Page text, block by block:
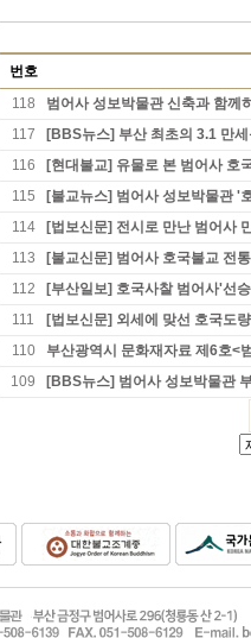
번호
118
범어사 성보박물관 신축과 함께
117
[BBS뉴스] 부산 최초의 3.1 만
116
[현대불교] 유물로 본 범어사 호
115
[불교뉴스] 범어사 성보박물관 '
114
[법보신문] 전시로 만난 범어사
113
[불교신문] 범어사 호국불교 전
112
[부산일보] 호국사찰 범어사'선
111
[법보신문] 외세에 맞선 호국도
110
부산광역시 문화재자료 제6호<
109
[BBS뉴스] 범어사 성보박물관